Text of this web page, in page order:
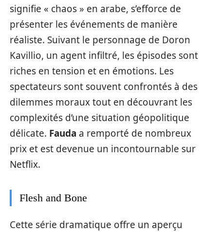
signifie « chaos » en arabe, s’efforce de
présenter les événements de manière
réaliste. Suivant le personnage de Doron
Kavillio, un agent infiltré, les épisodes sont
riches en tension et en émotions. Les
spectateurs sont souvent confrontés à des
dilemmes moraux tout en découvrant les
complexités d’une situation géopolitique
délicate. Fauda a remporté de nombreux
prix et est devenue un incontournable sur
Netflix.
Flesh and Bone
Cette série dramatique offre un aperçu